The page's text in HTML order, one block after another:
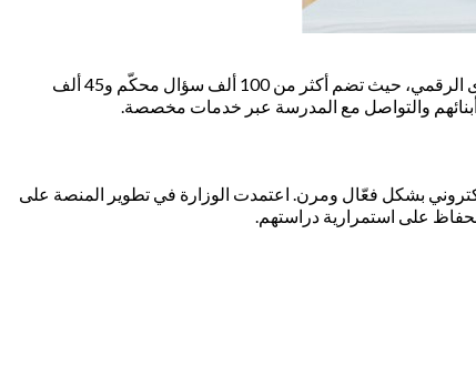
، تتيح للمعلمين والطلاب التفاعل في فصول افتراضية غنية بالمحتوى الرقمي، حيث تضم أكثر من 100 ألف سؤال محكّم و45 ألف
أبنائهم والتواصل مع المدرسة عبر خدمات مخصصة.
التعليم الإلكتروني بشكل فعّال ومرن. اعتمدت الوزارة في تطوير المنصة على
على استمرارية دراستهم.